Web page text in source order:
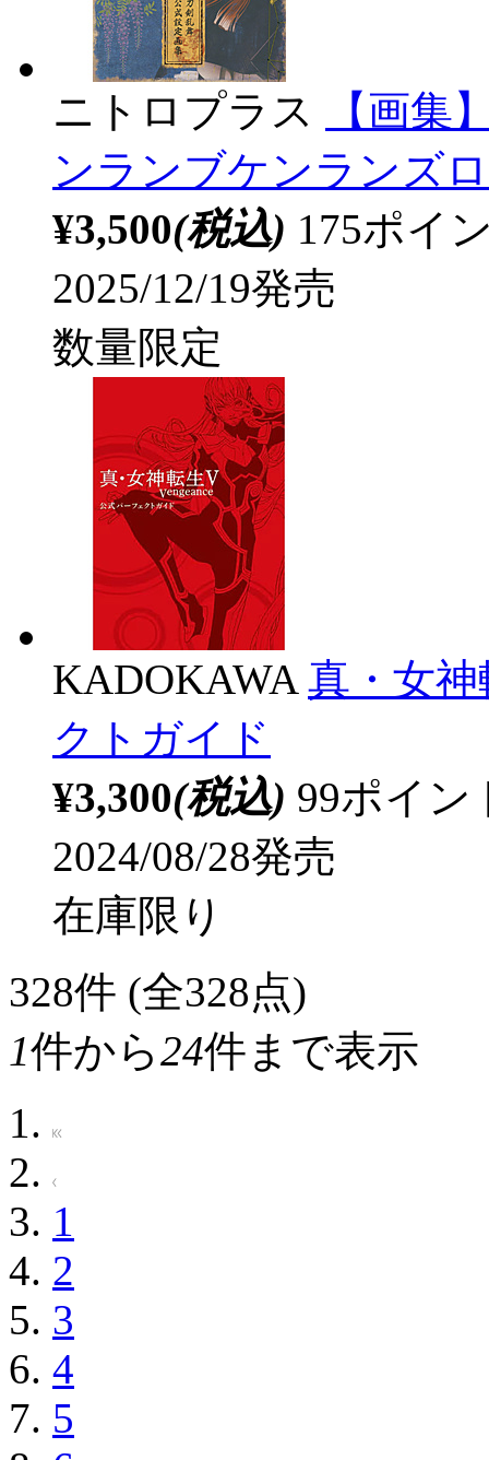
ニトロプラス
【画集
ンランブケンランズ
¥3,500(税込) 175ポイ
2025/12/19発売
数量限定
KADOKAWA 真・女神
クトガイド
¥3,300(税込) 99ポイ
2024/08/28発売
在庫限り
328件 (全328点)
1件から24件まで表示
1
2
3
4
5